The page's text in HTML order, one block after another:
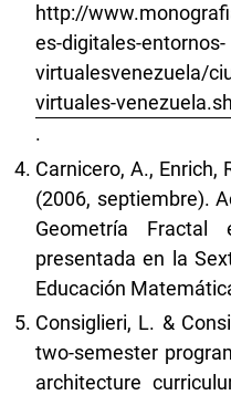
http://
es-digitales-entornos-
virtualesvenezuela/
virtuales-
.
Carnicero, A., Enrich,
(2006, septiembre).
Geometría Fractal
presentada en la
Educación
Consiglieri, L. &
two-semester
architecture